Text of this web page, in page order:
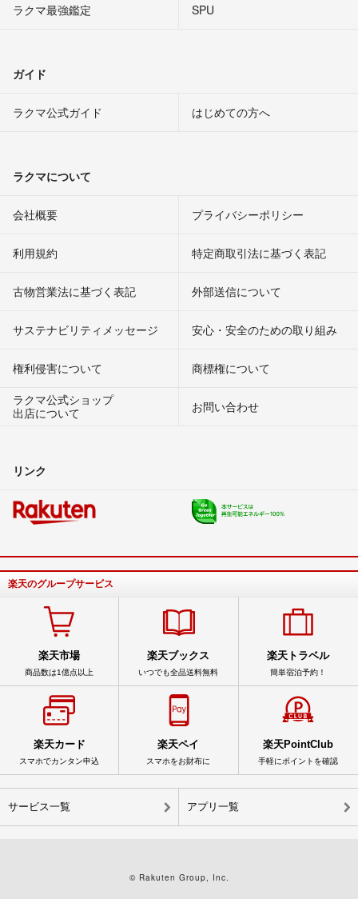
ラクマ最強鑑定
SPU
ガイド
ラクマ公式ガイド はじめての方へ
ラクマについて
会社概要 プライバシーポリシー
利用規約 特定商取引法に基づく表記
古物営業法に基づく表記 外部送信について
サステナビリティメッセージ 安心・安全のための取り組み
権利侵害について
商標権について
ラクマ公式ショップ
出店について
お問い合わせ
リンク
楽天のグループサービス
楽天市場
商品数は1億点以上
楽天ブックス
いつでも全品送料無料
楽天トラベル
簡単宿泊予約！
楽天カード
スマホでカンタン申込
楽天ペイ
スマホをお財布に
楽天PointClub
手軽にポイントを確認
サービス一覧 アプリ一覧
© Rakuten Group, Inc.